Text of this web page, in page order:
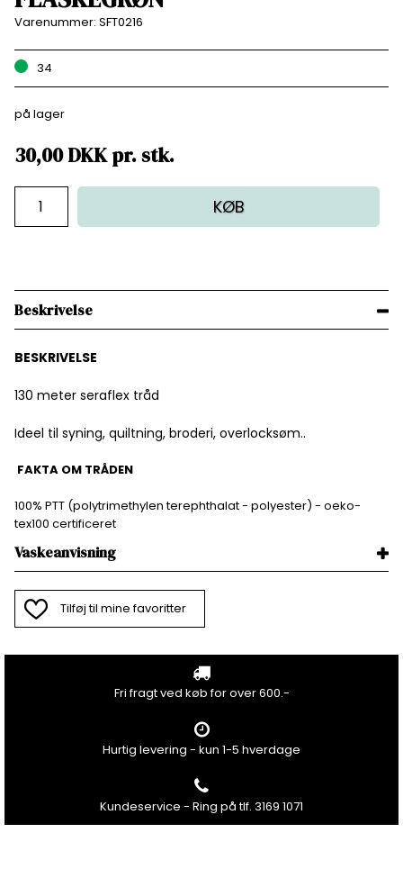
Varenummer: SFT0216
34
på lager
30,00DKKpr. stk.
KØB
Beskrivelse
BESKRIVELSE
130 meter seraflex tråd
Ideel til syning, quiltning, broderi, overlocksøm..
FAKTA OM TRÅDEN
100% PTT (polytrimethylen terephthalat - polyester) - oeko-
tex100 certificeret
Vaskeanvisning
Tilføj til mine favoritter
Fri fragt ved køb for over 600.-
Hurtig levering - kun 1-5 hverdage
Kundeservice - Ring på tlf. 3169 1071